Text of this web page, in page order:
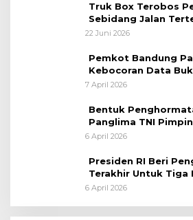
Truk Box Terobos
Sebidang Jalan
Jalan Stasiun
22 Juni 2026
Pemkot Bandung
Kebocoran Data
Server Disdukcapil
7 April 2026
Bentuk
Panglima TNI
Pemakaman Militer
6 April 2026
Presiden RI Beri
Terakhir Untuk Tiga
Persemayaman di
6 April 2026